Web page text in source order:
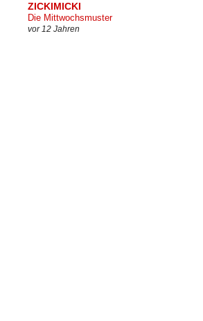
ZICKIMICKI
Die Mittwochsmuster
vor 12 Jahren